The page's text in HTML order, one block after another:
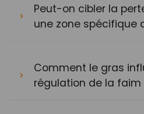
Peut-on cibler la
une zone spécifique
Comment le gras
régulation de la faim